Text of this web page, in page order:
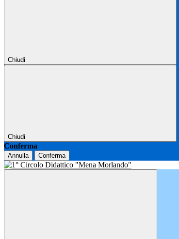
Chiudi
Chiudi
Conferma
Annulla Conferma